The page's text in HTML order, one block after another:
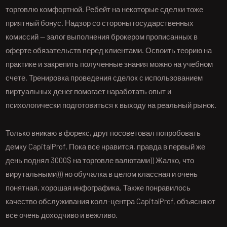
торговлю комфортной. Ребейт на некоторые сделки тоже
приятный бонус. Надзор со стороны государственных
комиссий — залог выполнения брокером прописанных в
оферте обязательств перед клиентами. Освоить теорию на
практике и закрепить полученные знания можно на учебном
счете. Тренировка проведения сделок с использованием
виртуальных денег помогает наработать опыт и
психологически подготовиться к выходу на реальный рынок.
Только вникаю в форекс, друг посоветовал попробовать
демку CapitalProf. Пока все нравится, правда в первый же
день поднял 3000$ на торговле валютами)) Жалко, что
вирутальными))) но обучалка в целом классная и очень
понятная, хорошая инфографика. Также понравилось
качество обслуживания колл-центра CapitalProf, объясняют
все очень доходчиво и вежливо.